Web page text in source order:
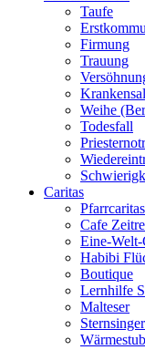
Taufe
Firmung
Trauung
Weihe
Todesfall
Caritas
Pfarrcaritas
Cafe
Eine-
Habibi
Boutique
Lernhilfe
Malteser